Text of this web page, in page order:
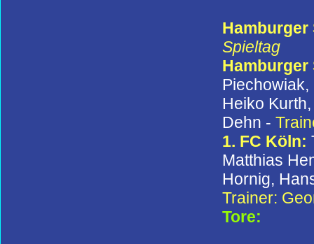
Hamburger
Spieltag
Hamburger
Heiko
Dehn -
1. FC Köln:
Matthias
Hornig,
Trainer:
Tore: